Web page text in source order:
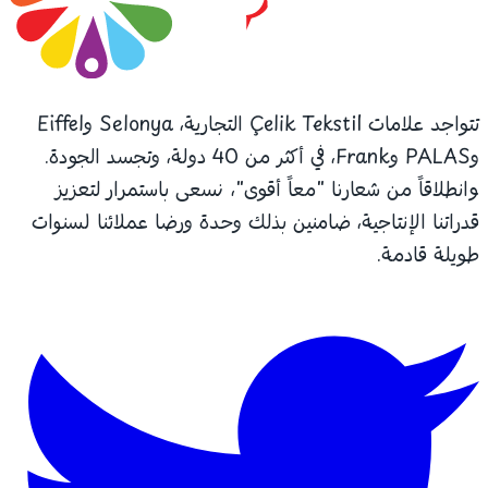
تتواجد علامات Çelik Tekstil التجارية، Selonya وEiffel
وPALAS وFrank، في أكثر من 40 دولة، وتجسد الجودة.
وانطلاقاً من شعارنا "معاً أقوى"، نسعى باستمرار لتعزيز
قدراتنا الإنتاجية، ضامنين بذلك وحدة ورضا عملائنا لسنوات
طويلة قادمة.